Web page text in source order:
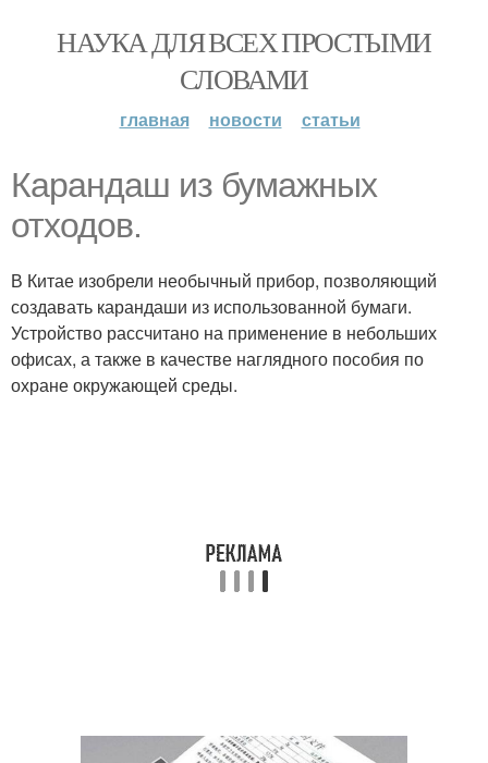
НАУКА ДЛЯ ВСЕХ ПРОСТЫМИ
СЛОВАМИ
главная новости статьи
Карандаш из бумажных
отходов.
В Китае изобрели необычный прибор, позволяющий
создавать карандаши из использованной бумаги.
Устройство рассчитано на применение в небольших
офисах, а также в качестве наглядного пособия по
охране окружающей среды.